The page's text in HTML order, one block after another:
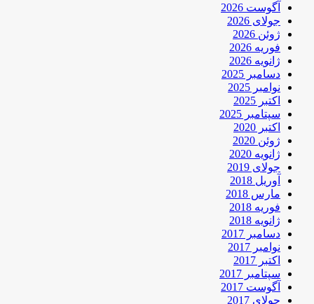
آگوست 2026
جولای 2026
ژوئن 2026
فوریه 2026
ژانویه 2026
دسامبر 2025
نوامبر 2025
اکتبر 2025
سپتامبر 2025
اکتبر 2020
ژوئن 2020
ژانویه 2020
جولای 2019
آوریل 2018
مارس 2018
فوریه 2018
ژانویه 2018
دسامبر 2017
نوامبر 2017
اکتبر 2017
سپتامبر 2017
آگوست 2017
جولای 2017